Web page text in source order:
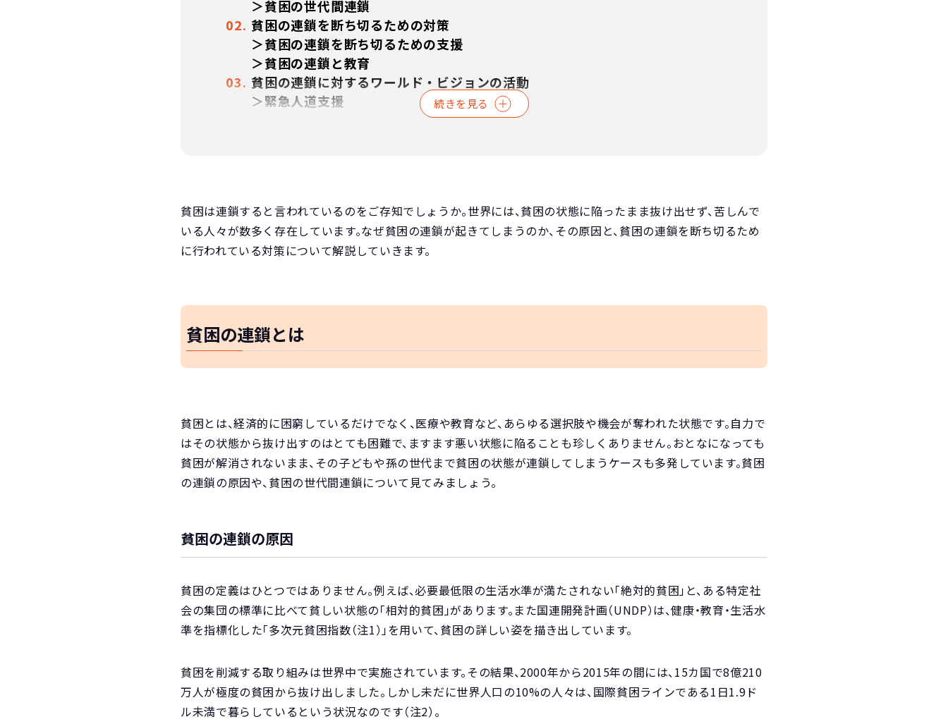
＞貧困の世代間連鎖
貧困の連鎖を断ち切るための対策
＞貧困の連鎖を断ち切るための支援
＞貧困の連鎖と教育
貧困の連鎖に対するワールド・ビジョンの活動
＞緊急人道支援
続きを見る
貧困は連鎖すると言われているのをご存知でしょうか。世界には、貧困の状態に陥ったまま抜け出せず、苦しんで
いる人々が数多く存在しています。なぜ貧困の連鎖が起きてしまうのか、その原因と、貧困の連鎖を断ち切るため
に行われている対策について解説していきます。
貧困の連鎖とは
貧困とは、経済的に困窮しているだけでなく、医療や教育など、あらゆる選択肢や機会が奪われた状態です。自力で
はその状態から抜け出すのはとても困難で、ますます悪い状態に陥ることも珍しくありません。おとなになっても
貧困が解消されないまま、その子どもや孫の世代まで貧困の状態が連鎖してしまうケースも多発しています。貧困
の連鎖の原因や、貧困の世代間連鎖について見てみましょう。
貧困の連鎖の原因
貧困の定義はひとつではありません。例えば、必要最低限の生活水準が満たされない「絶対的貧困」と、ある特定社
会の集団の標準に比べて貧しい状態の「相対的貧困」があります。また国連開発計画（UNDP）は、健康・教育・生活水
準を指標化した「多次元貧困指数（注1）」を用いて、貧困の詳しい姿を描き出しています。
貧困を削減する取り組みは世界中で実施されています。その結果、2000年から2015年の間には、15カ国で8億210
万人が極度の貧困から抜け出しました。しかし未だに世界人口の10%の人々は、国際貧困ラインである1日1.9ド
ル未満で暮らしているという状況なのです（注2）。